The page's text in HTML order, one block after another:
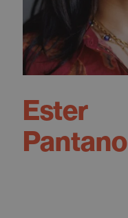
Ester
Pantano